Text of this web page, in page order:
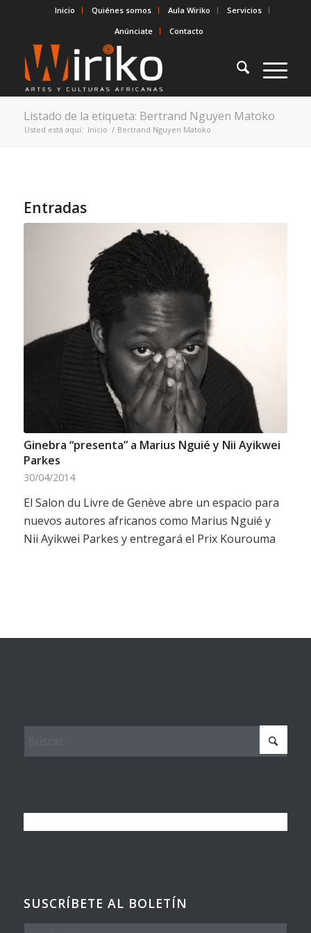
Inicio Quiénes somos Aula Wiriko
Servicios
Anúnciate
Contacto
Listado de la etiqueta: Bertrand Nguyen Matoko
Usted está aquí: Inicio / Bertrand Nguyen Matoko
Entradas
Ginebra “presenta” a Marius Nguié y Nii Ayikwei
Parkes
30/04/2014
El Salon du Livre de Genève abre un espacio para
nuevos autores africanos como Marius Nguié y
Nii Ayikwei Parkes y entregará el Prix Kourouma
SUSCRÍBETE AL BOLETÍN
Nombre